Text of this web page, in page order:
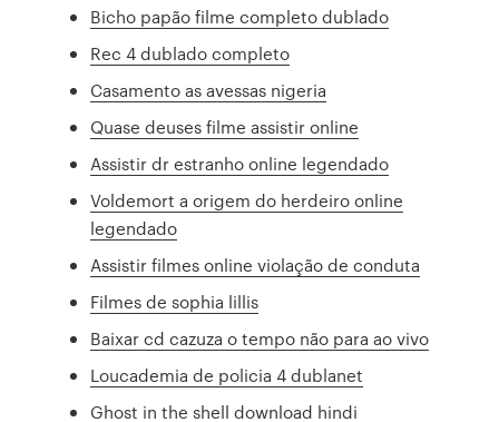
Bicho papão filme completo dublado
Rec 4 dublado completo
Casamento as avessas nigeria
Quase deuses filme assistir online
Assistir dr estranho online legendado
Voldemort a origem do herdeiro online
legendado
Assistir filmes online violação de conduta
Filmes de sophia lillis
Baixar cd cazuza o tempo não para ao vivo
Loucademia de policia 4 dublanet
Ghost in the shell download hindi